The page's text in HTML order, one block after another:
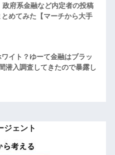
政府系金融など内定者の投稿
めてみた【マーチから大手
イト？ゆーて金融はブラッ
潜入調査してきたので暴露し
ジェント